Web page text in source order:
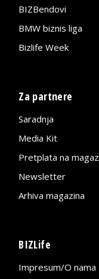
BIZBendovi
BMW biznis liga
Bizlife Week
Za partnere
Saradnja
Media Kit
Pretplata na
Newsletter
Arhiva magazina
BIZLife
Impresum/O nama